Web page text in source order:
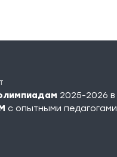
2025-2026 в
c опытными педагогами